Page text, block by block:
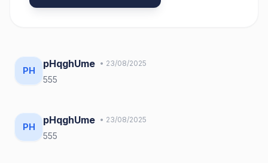
PH
pHqghUme • 23/08/2025
555
PH
pHqghUme • 23/08/2025
555